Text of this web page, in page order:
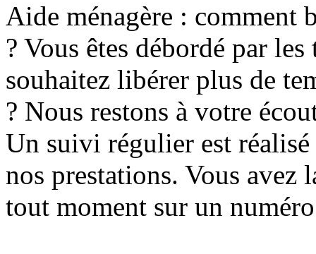
Aide ménagère : comment
? Vous êtes débordé par
souhaitez libérer plus de
? Nous restons à votre
Un suivi régulier est
nos prestations. Vous
tout moment sur un